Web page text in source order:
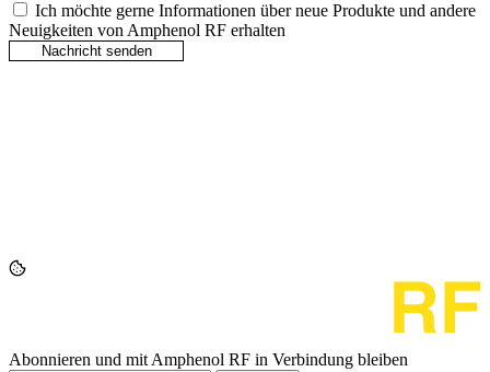
Ich möchte gerne Informationen über neue Produkte und andere
Neuigkeiten von Amphenol RF erhalten
Abonnieren und mit Amphenol RF in Verbindung bleiben